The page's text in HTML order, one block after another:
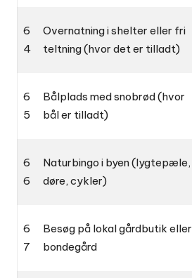
6
4
Overnatning i shelter eller fri
teltning (hvor det er tilladt)
6
5
Bålplads med snobrød (hvor
bål er tilladt)
6
6
Naturbingo i byen (lygtepæle,
døre, cykler)
6
7
Besøg på lokal gårdbutik eller
bondegård